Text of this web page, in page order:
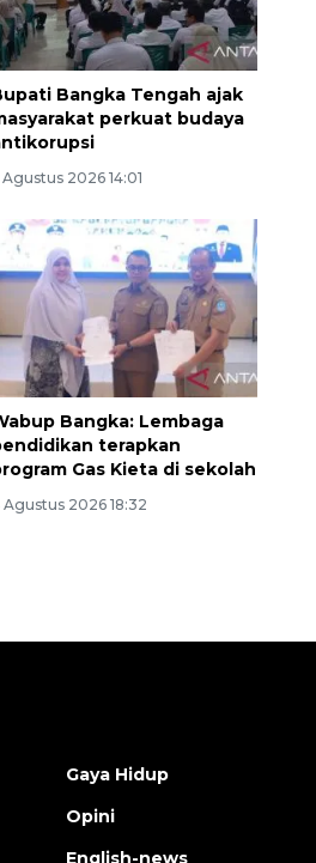
Bangka Tengah ajak
perkuat budaya
Agustus 2026 14:01
Bangka: Lembaga
terapkan
Gas Kieta di sekolah
Agustus 2026 18:32
kejahatan
Gaya Hidup
Opini
English-news